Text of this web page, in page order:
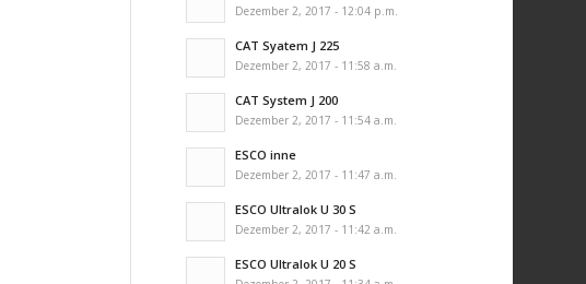
Dezember 2, 2017 - 12:04 p.m.
CAT Syatem J 225
Dezember 2, 2017 - 11:58 a.m.
CAT System J 200
Dezember 2, 2017 - 11:54 a.m.
ESCO inne
Dezember 2, 2017 - 11:47 a.m.
ESCO Ultralok U 30 S
Dezember 2, 2017 - 11:42 a.m.
ESCO Ultralok U 20 S